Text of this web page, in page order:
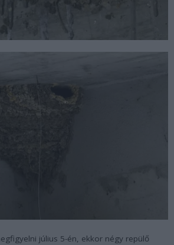
július 5-én, ekkor négy repülő